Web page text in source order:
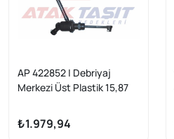
AP 422852 | Debriyaj
Merkezi Üst Plastik 15,87
DCI 6 Vites 2008-/
Mercedes Cıtan 108 CDI 1.5
₺1.979,94